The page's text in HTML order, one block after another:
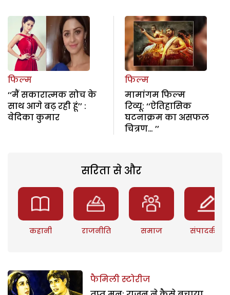
फिल्म
‘‘मैं सकारात्मक सोच के
साथ आगे बढ़ रही हूं’’ :
वेदिका कुमार
फिल्म
मामांगम फिल्म
रिव्यू: ‘‘ऐतिहासिक
घटनाक्रम का असफल
चित्रण… ’’
सरिता से और
कहानी राजनीति समाज संपादकीय
फैमिली स्टोरीज